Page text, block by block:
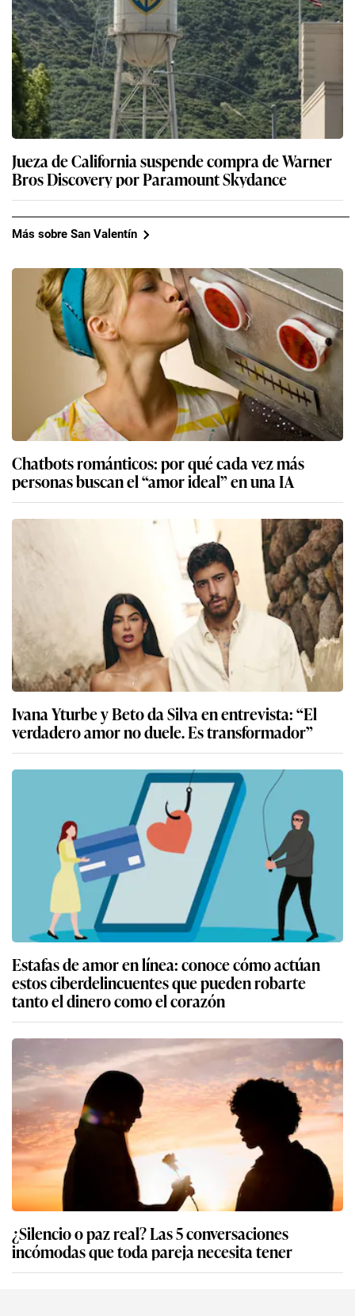
Jueza de California suspende compra de Warner
Bros Discovery por Paramount Skydance
Más sobre San Valentín
Chatbots románticos: por qué cada vez más
personas buscan el “amor ideal” en una IA
Ivana Yturbe y Beto da Silva en entrevista: “El
verdadero amor no duele. Es transformador”
Estafas de amor en línea: conoce cómo actúan
estos ciberdelincuentes que pueden robarte
tanto el dinero como el corazón
¿Silencio o paz real? Las 5 conversaciones
incómodas que toda pareja necesita tener